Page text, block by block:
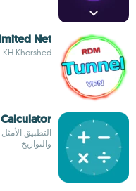
Net
KH Khorshed
التطبيق
والتواريخ